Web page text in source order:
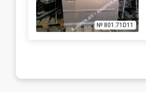
№ 801.71D11